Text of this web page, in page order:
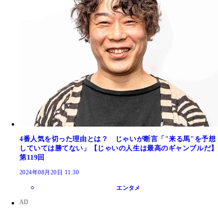
4番人気を切った理由とは？ じゃいが断言「"来る馬"を予想
していては勝てない」【じゃいの人生は最高のギャンブルだ】
第119回
2024年08月20日 11:30
エンタメ